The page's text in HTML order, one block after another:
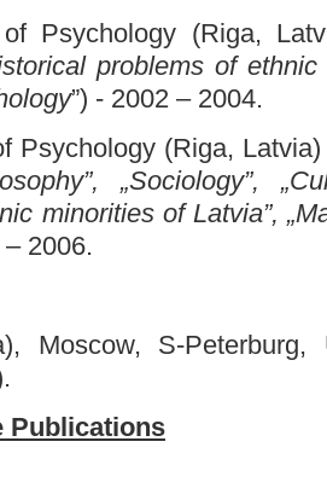
Psychology (Riga,
problems of ethnic
”) - 2002 – 2004.
Psychology (Riga,
„Sociology”,
minorities of Latvia”,
– 2006.
Moscow, S-Peterburg,
Publications